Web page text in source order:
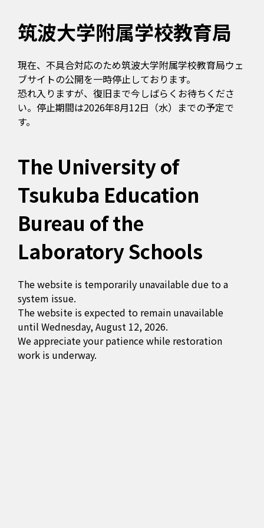
筑波大学附属学校教育局
現在、不具合対応のため筑波大学附属学校教育局ウェ
ブサイトの公開を一時停止しております。
恐れ入りますが、復旧まで今しばらくお待ちくださ
い。停止期間は2026年8月12日（水）までの予定で
す。
The University of
Tsukuba Education
Bureau of the
Laboratory Schools
The website is temporarily unavailable due to a
system issue.
The website is expected to remain unavailable
until Wednesday, August 12, 2026.
We appreciate your patience while restoration
work is underway.